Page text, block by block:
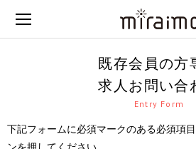
既存会員の方
求人お問い合
Entry Form
下記フォームに必須マークのある必須項